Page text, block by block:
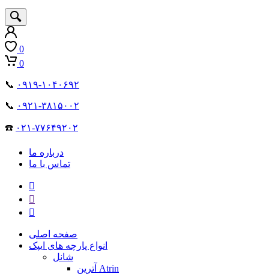
0
0
📞 ۰۹۱۹-۱۰۴۰۶۹۲
📞 ۰۹۲۱-۳۸۱۵۰۰۲
☎️ ۰۲۱-۷۷۶۴۹۲۰۲
درباره ما
تماس با ما
صفحه اصلی
انواع پارچه های ایپک
شانل
آترین Atrin